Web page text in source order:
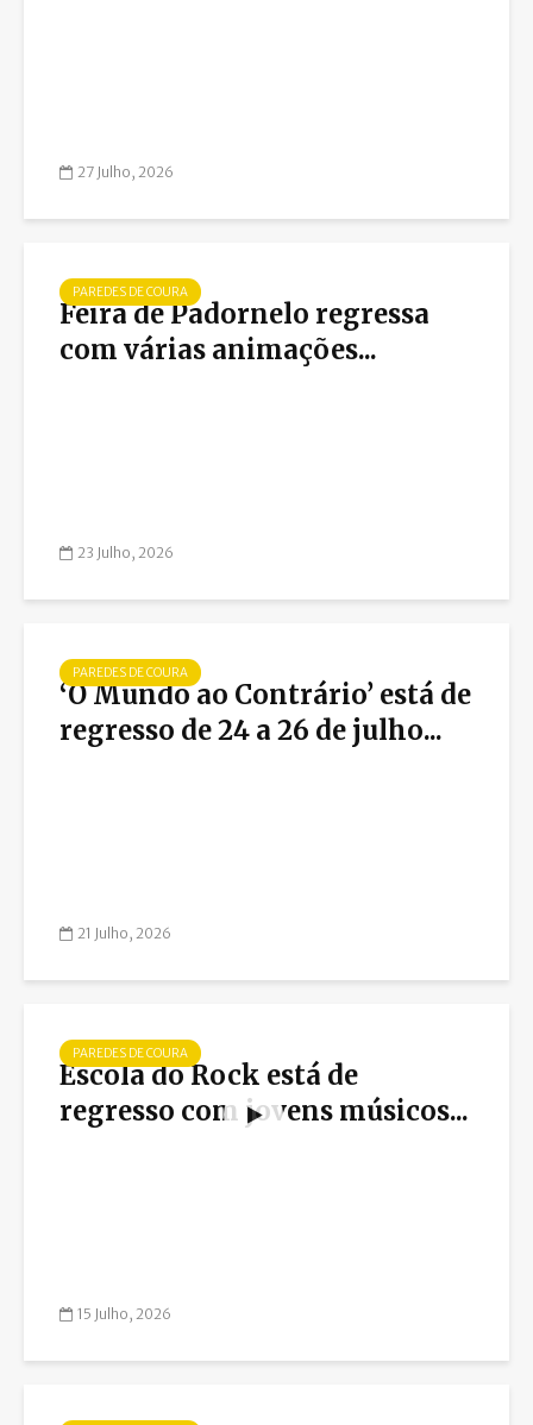
27 Julho, 2026
PAREDES DE COURA
Feira de Padornelo regressa
com várias animações...
23 Julho, 2026
PAREDES DE COURA
‘O Mundo ao Contrário’ está de
regresso de 24 a 26 de julho...
21 Julho, 2026
PAREDES DE COURA
Escola do Rock está de
regresso com jovens músicos...
15 Julho, 2026